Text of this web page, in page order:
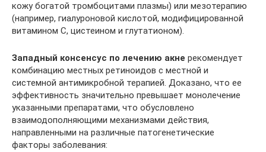
кожу богатой тромбоцитами плазмы) или мезотерапию
(например, гиалуроновой кислотой, модифицированной
витамином С, цистеином и глутатионом).
Западный консенсус по лечению акне рекомендует
комбинацию местных ретиноидов с местной и
системной антимикробной терапией. Доказано, что ее
эффективность значительно превышает монолечение
указанными препаратами, что обусловлено
взаимодополняющими механизмами действия,
направленными на различные патогенетические
факторы заболевания: